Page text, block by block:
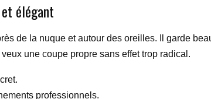
élégant
de la nuque et autour des oreilles. Il garde
une coupe propre sans effet trop radical.
professionnels.